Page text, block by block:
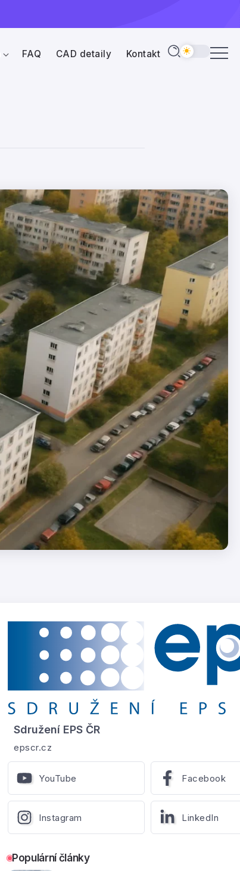
FAQ CAD detaily Kontakt
Sdružení EPS ČR
epscr.cz
YouTube Facebook
Instagram LinkedIn
Populární články